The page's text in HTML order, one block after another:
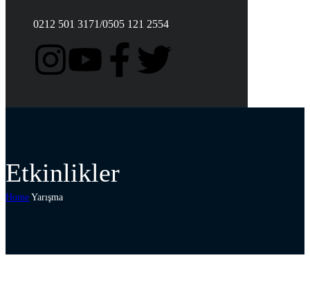
0212 501 3171/0505 121 2554
Etkinlikler
Home Yarışma